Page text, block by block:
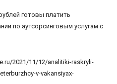
готовы платить
по аутсорсинговым услугам с
2021/11/12/analitiki-raskryli-
v-vakansiyax-